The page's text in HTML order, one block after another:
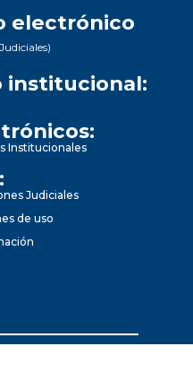
electrónico
institucional:
Institucionales
Judiciales
de uso